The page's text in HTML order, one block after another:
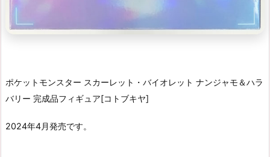
ポケットモンスター スカーレット・バイオレット ナンジャモ＆ハラ
バリー 完成品フィギュア[コトブキヤ]
2024年4月発売です。